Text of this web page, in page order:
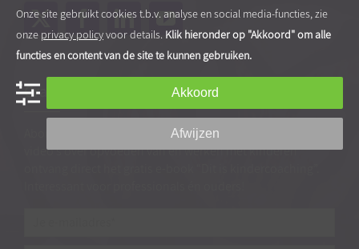
Gratis tips, artikelen en video’s
Abonneer je op onze nieuwsbrief vol praktische tips en
video’s over opvoeden van en werken met kinderen
Onze site gebruikt cookies t.b.v. analyse en social media-functies, zie
onze privacy policyvoor details. Klik hieronder op "Akkoord" om alle
functies en content van de site te kunnen gebruiken.
Akkoord
Afwijzen